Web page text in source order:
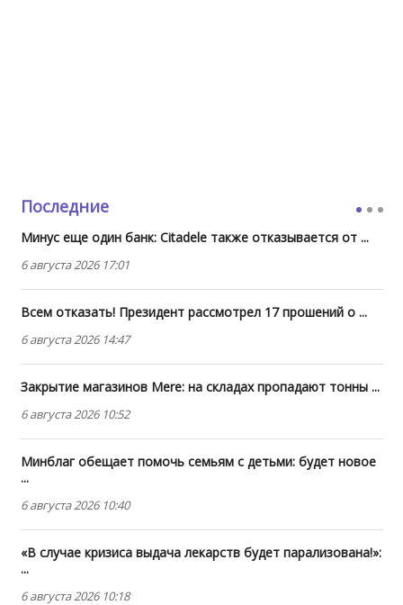
Последние
Минус еще один банк: Citadele также отказывается от ...
6 августа 2026 17:01
Всем отказать! Президент рассмотрел 17 прошений о ...
6 августа 2026 14:47
Закрытие магазинов Mere: на складах пропадают тонны ...
6 августа 2026 10:52
Минблаг обещает помочь семьям с детьми: будет новое
...
6 августа 2026 10:40
«В случае кризиса выдача лекарств будет парализована!»:
...
6 августа 2026 10:18